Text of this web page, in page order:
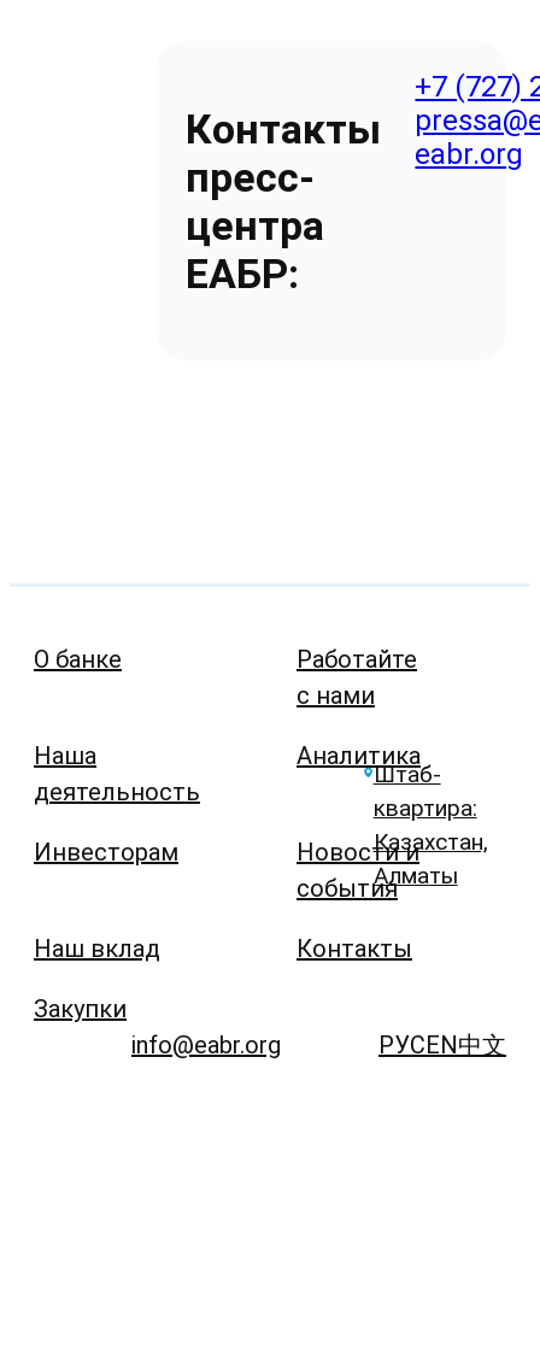
Контакты
пресс-
центра
ЕАБР:
+7 (727)
eabr.org
О банке
Наша
деятельность
Инвесторам
Наш вклад
Закупки
Работайте
с нами
Аналитика
Новости и
события
Контакты
Штаб-
квартира:
Казахстан,
Алматы
info@eabr.org РУСEN中文